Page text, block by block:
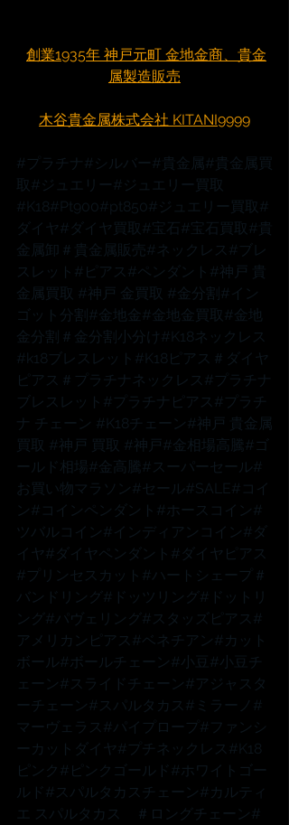
創業1935年 神戸元町 金地金商、貴金
属製造販売
木谷貴金属株式会社 KITANI9999
#プラチナ #シルバー #貴金属#貴金属買
取 #ジュエリー #ジュエリー買取
#K18#Pt900#pt850#ジュエリー買取 #
ダイヤ #ダイヤ買取 #宝石 #宝石買取 #貴
金属卸 ＃貴金属販売#ネックレス #ブレ
スレット #ピアス #ペンダント #神戸 貴
金属買取 #神戸 金買取 #金分割 #イン
ゴット分割 #金地金 #金地金買取 #金地
金分割
＃金分割小分け #K18ネックレス
#k18ブレスレット #K18ピアス ＃ダイヤ
ピアス ＃プラチナネックレス #プラチナ
ブレスレット #プラチナピアス #プラチ
ナ
チェーン #K18チェーン #神戸 貴金属
買取 #神戸 買取 #神戸 #金相場高騰 #ゴ
ールド相場 #金高騰 #スーパーセール#
お買い物マラソン #セール#SALE#コイ
ン #コインペンダント #ホースコイン #
ツバルコイン #インディアンコイン #ダ
イヤ #ダイヤペンダント #ダイヤピアス
#プリンセスカット #ハートシェープ ＃
バンドリング #ドッツリング #ドットリ
ング #パヴェリング #スタッズピアス #
アメリカンピアス #ベネチアン #カット
ボール#ボールチェーン #小豆 #小豆チ
ェーン #スライドチェーン #アジャスタ
ーチェーン #スパルタカス #ミラーノ #
マーヴェラス #パイプロープ #ファンシ
ーカットダイヤ #プチネックレス #K18
ピンク #ピンクゴールド #ホワイトゴー
ルド #スパルタカスチェーン #カルティ
エ スパルタカス ＃ロングチェーン #